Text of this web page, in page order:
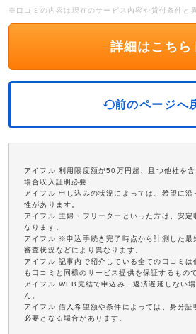
※口コミの内容は現在のサービス内容や貸付条件と
詳細はこちら
前のページへ
アイフル 利用限度額が50万円超、且つ他社を
場合収入証明必要
アイフル 申し込みの状況によっては、希望に
性があります。
アイフル 主婦・フリーターといった方は、安定
なります。
アイフル ※申込手続き完了時点から計測した最
審査状況などにより異なります。
アイフル 記事内で紹介している全ての口コミは
も口コミと同様のサービス提供を保証するもの
アイフル WEB完結で申込み、返済遅延しない
ん。
アイフル 借入希望額や条件によっては、身分
必要となる場合があります。